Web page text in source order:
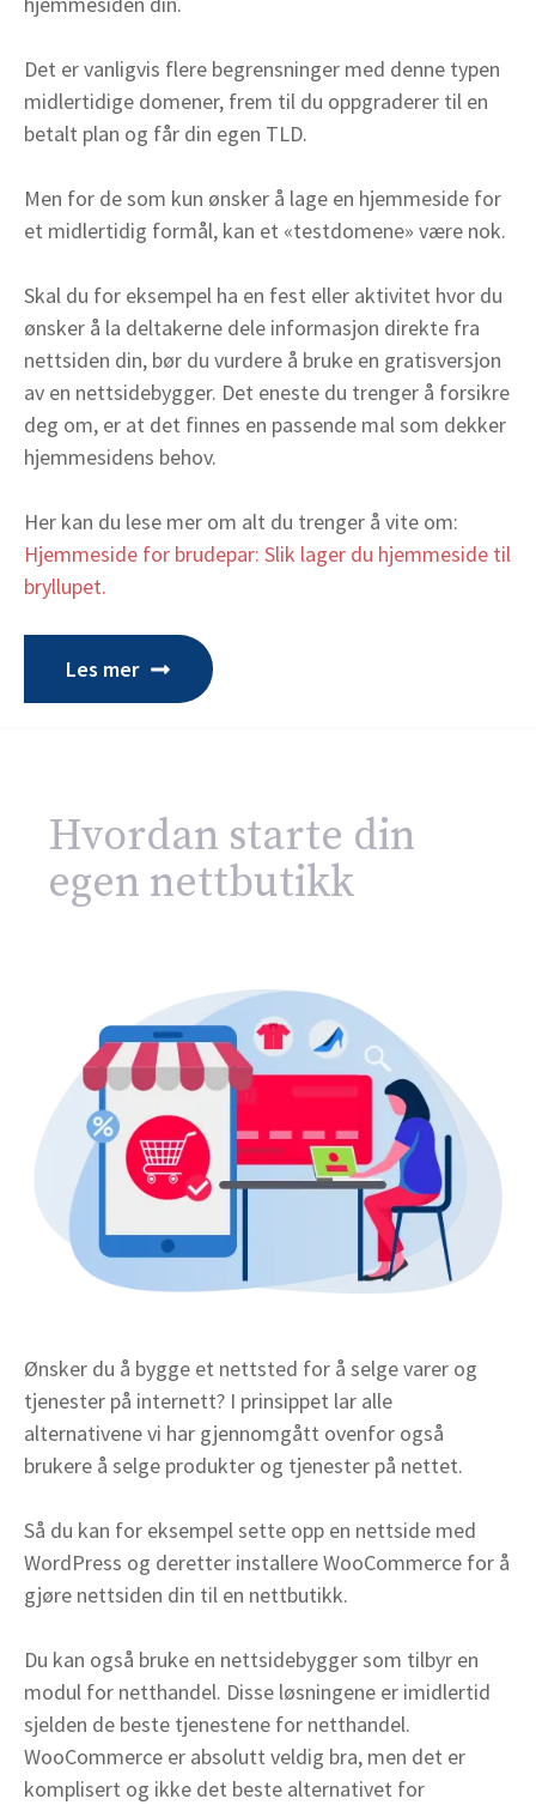
Det er vanligvis flere begrensninger med denne typen
midlertidige domener, frem til du oppgraderer til en
betalt plan og får din egen TLD.
Men for de som kun ønsker å lage en hjemmeside for
et midlertidig formål, kan et «testdomene» være nok.
Skal du for eksempel ha en fest eller aktivitet hvor du
ønsker å la deltakerne dele informasjon direkte fra
nettsiden din, bør du vurdere å bruke en gratisversjon
av en nettsidebygger. Det eneste du trenger å forsikre
deg om, er at det finnes en passende mal som dekker
hjemmesidens behov.
Her kan du lese mer om alt du trenger å vite om:
Hjemmeside for brudepar: Slik lager du hjemmeside til
bryllupet.
Les mer
Hvordan starte din
egen nettbutikk
Ønsker du å bygge et nettsted for å selge varer og
tjenester på internett? I prinsippet lar alle
alternativene vi har gjennomgått ovenfor også
brukere å selge produkter og tjenester på nettet.
Så du kan for eksempel sette opp en nettside med
WordPress og deretter installere WooCommerce for å
gjøre nettsiden din til en nettbutikk.
Du kan også bruke en nettsidebygger som tilbyr en
modul for netthandel. Disse løsningene er imidlertid
sjelden de beste tjenestene for netthandel.
WooCommerce er absolutt veldig bra, men det er
komplisert og ikke det beste alternativet for